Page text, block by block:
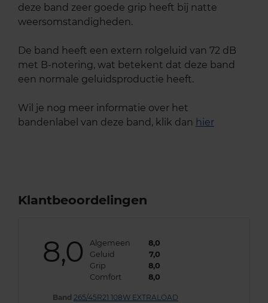
deze band zeer goede grip heeft bij natte
weersomstandigheden.
De band heeft een extern rolgeluid van 72 dB
met B-notering, wat betekent dat deze band
een normale geluidsproductie heeft.
Wil je nog meer informatie over het
bandenlabel van deze band, klik dan hier
Klantbeoordelingen
8,0 Algemeen
8,0
Geluid
7,0
Grip
8,0
Comfort
8,0
Band 265/45R21 108W EXTRALOAD